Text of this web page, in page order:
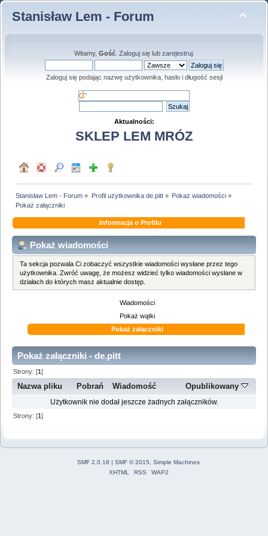
Stanisław Lem - Forum
Witamy, Gość. Zaloguj sięlub zarejestruj.
Zaloguj się podając nazwę użytkownika, hasło i długość sesji
Aktualności:
SKLEP LEM MRÓZ
Stanisław Lem - Forum » Profil użytkownika de.pitt» Pokaż wiadomości»
Pokaż załączniki
Informacja o Profilu
Pokaż wiadomości
Ta sekcja pozwala Ci zobaczyć wszystkie wiadomości wysłane przez tego
użytkownika. Zwróć uwagę, że możesz widzieć tylko wiadomości wysłane w
działach do których masz aktualnie dostęp.
Wiadomości
Pokaż wątki
Pokaż załączniki
Pokaż załączniki - de.pitt
Strony: [1]
Nazwa pliku Pobrań Wiadomość Opublikowany
Użytkownik nie dodał jeszcze żadnych załączników.
Strony: [1]
SMF 2.0.18 | SMF © 2015
Simple Machines
XHTML
RSS WAP2